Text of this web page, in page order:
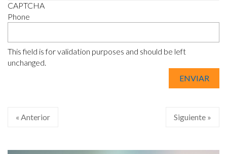
CAPTCHA
Phone
This field is for validation purposes and should be left
unchanged.
« Anterior Siguiente »